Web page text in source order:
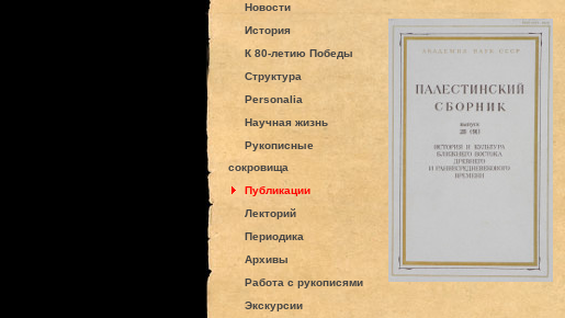
Новости
История
К 80-летию Победы
Структура
Personalia
Научная жизнь
Рукописные
сокровища
Публикации
Лекторий
Периодика
Архивы
Работа с рукописями
Экскурсии